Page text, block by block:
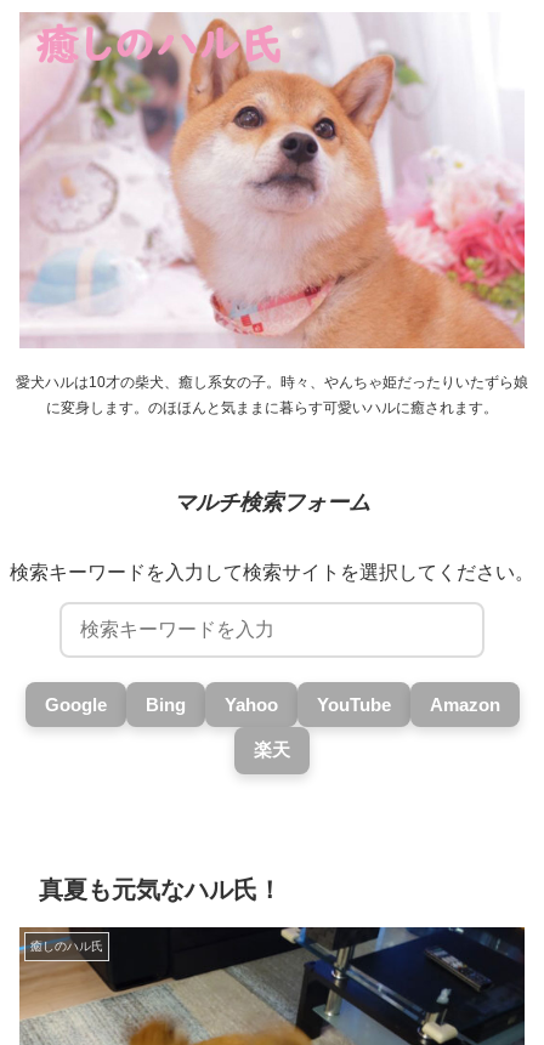
愛犬ハルは10才の柴犬、癒し系女の子。時々、やんちゃ姫だったりいたずら娘
に変身します。のほほんと気ままに暮らす可愛いハルに癒されます。
マルチ検索フォーム
検索キーワードを入力して検索サイトを選択してください。
Google Bing Yahoo YouTube Amazon
楽天
真夏も元気なハル氏！
癒しのハル氏